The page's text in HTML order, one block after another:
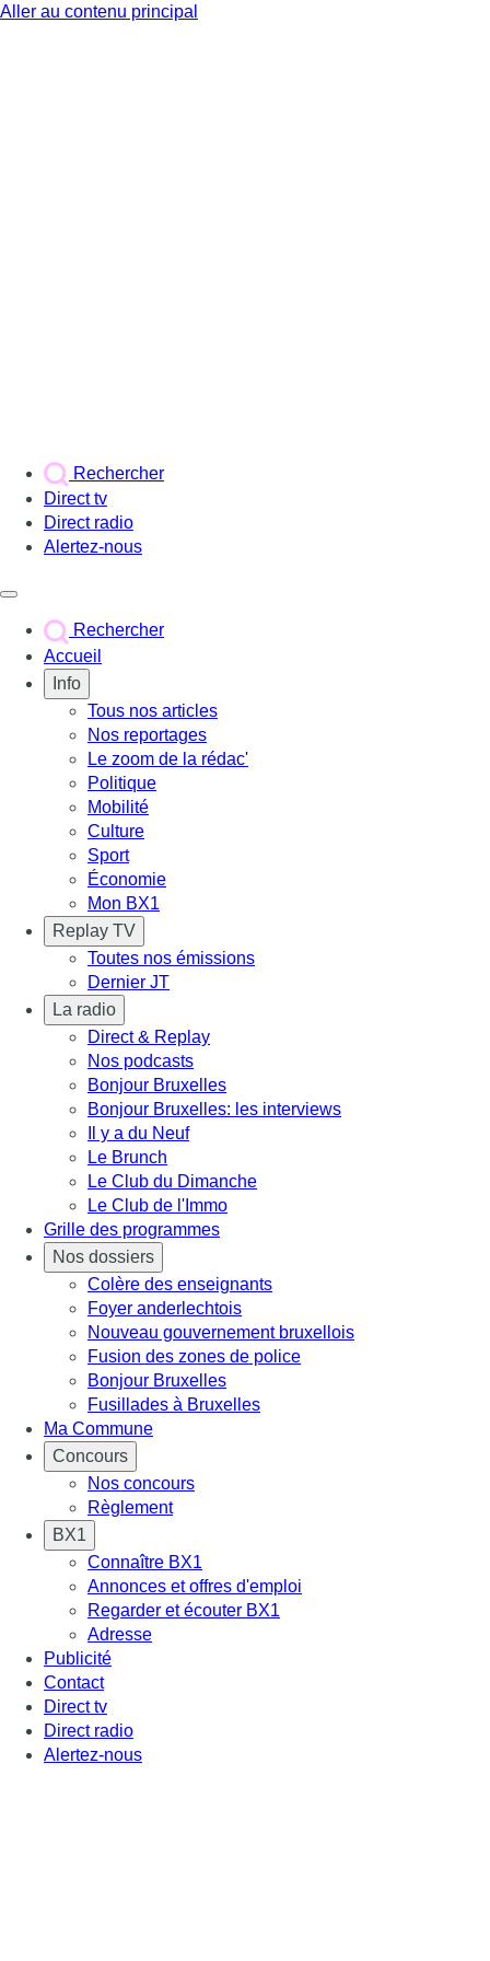
Aller au contenu principal
Rechercher
Direct tv
Direct radio
Alertez-nous
Rechercher
Accueil
Info
Tous nos articles
Nos reportages
Le zoom de la rédac'
Politique
Mobilité
Culture
Sport
Économie
Mon BX1
Replay TV
Toutes nos émissions
Dernier JT
La radio
Direct & Replay
Nos podcasts
Bonjour Bruxelles
Bonjour Bruxelles: les interviews
Il y a du Neuf
Le Brunch
Le Club du Dimanche
Le Club de l'Immo
Grille des programmes
Nos dossiers
Colère des enseignants
Foyer anderlechtois
Nouveau gouvernement bruxellois
Fusion des zones de police
Bonjour Bruxelles
Fusillades à Bruxelles
Ma Commune
Concours
Nos concours
Règlement
BX1
Connaître BX1
Annonces et offres d'emploi
Regarder et écouter BX1
Adresse
Publicité
Contact
Direct tv
Direct radio
Alertez-nous